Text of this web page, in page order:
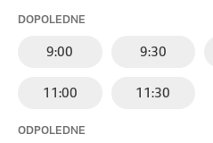
DOPOLEDNE
9:00 9:30
11:00 11:30
ODPOLEDNE